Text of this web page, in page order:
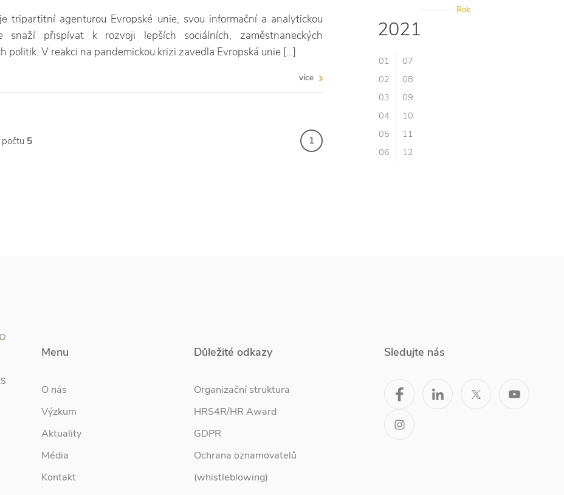
tripartitní agenturou Evropské unie, svou informační a analytickou
snaží přispívat k rozvoji lepších sociálních, zaměstnaneckých
politik. V reakci na pandemickou krizi zavedla Evropská unie […]
více
5 1
Rok
2021
01
02
03
04
05
06
07
08
09
10
11
12
Menu
O nás
Výzkum
Aktuality
Média
Kontakt
Důležité odkazy
Organizační struktura
HRS4R/HR Award
GDPR
Ochrana oznamovatelů
(whistleblowing)
Sledujte nás